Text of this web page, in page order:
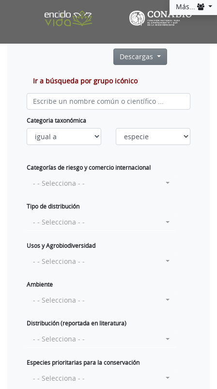
Más...
Descargas
Ir a búsqueda por grupo icónico
Categoria taxonómica
Categorías de riesgo y comercio internacional
- - Selecciona - -
Tipo de distribución
- - Selecciona - -
Usos y Agrobiodiversidad
- - Selecciona - -
Ambiente
- - Selecciona - -
Distribución (reportada en literatura)
- - Selecciona - -
Especies prioritarias para la conservación
- - Selecciona - -